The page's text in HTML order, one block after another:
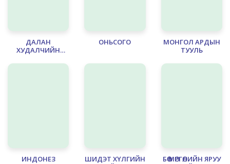
ДАЛАН
ХУДАЛЧИЙН
ОНЬСОГО
МОНГОЛ АРДЫН
TУУЛЬ
ИНДОНЕЗ
ШИДЭТ ХҮЛГИЙН
БӨӨ МӨРГӨЛИЙН ЯРУУ